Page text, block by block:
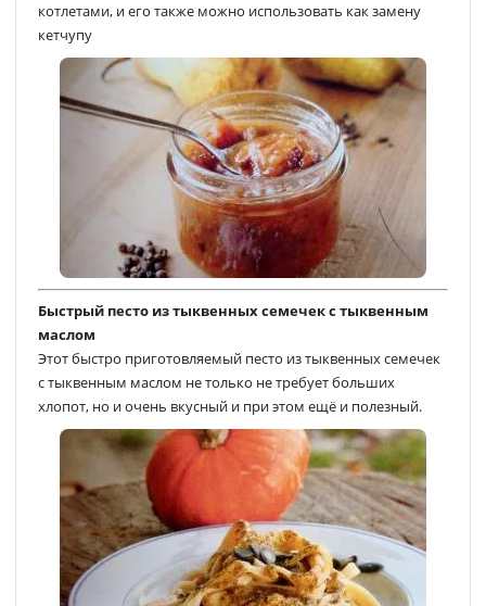
котлетами, и его также можно использовать как замену
кетчупу
Быстрый песто из тыквенных семечек с тыквенным
маслом
Этот быстро приготовляемый песто из тыквенных семечек
с тыквенным маслом не только не требует больших
хлопот, но и очень вкусный и при этом ещё и полезный.